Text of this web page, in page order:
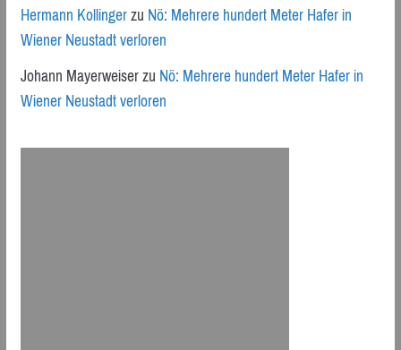
Hermann KollingerzuNö: Mehrere hundert Meter Hafer in
Wiener Neustadt verloren
Johann MayerweiserzuNö: Mehrere hundert Meter Hafer in
Wiener Neustadt verloren